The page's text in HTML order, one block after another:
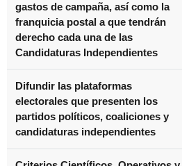
gastos de campaña, así como la
franquicia postal a que tendrán
derecho cada una de las
Candidaturas Independientes
Difundir las plataformas
electorales que presenten los
partidos políticos, coaliciones y
candidaturas independientes